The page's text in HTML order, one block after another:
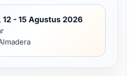
12 - 15 Agustus 2026